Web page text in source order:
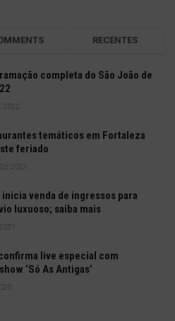
RECENTES
completa do São João de
2022
temáticos em Fortaleza
feriado
2021
inicia venda de ingressos para
luxuoso; saiba mais
live especial com
‘Só As Antigas’